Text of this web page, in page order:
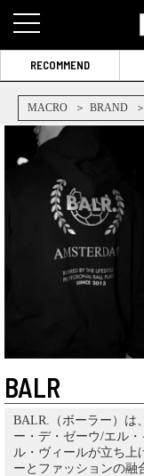
RECOMMEND
MACRO BRAND
BALR
BALR.（ボーラー）は
ー・デ・ゼーウ/エル
ル・ヴィールが立ち上
ーとファッションの融